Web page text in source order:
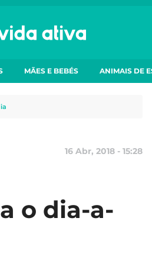
MÃES E BEBÉS ANIMAIS DE
16 Abr, 2018 - 15:28
o dia-a-